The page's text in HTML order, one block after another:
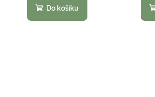
Do košíku